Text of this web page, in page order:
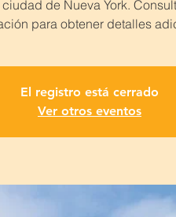
de Nueva York.
para obtener detalles
El registro está cerrado
Ver otros eventos